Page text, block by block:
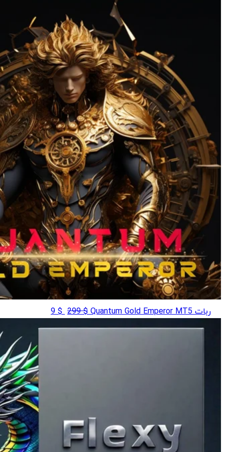
ربات Quantum Gold Emperor MT5 $
299
قیمت
اصلی
$
9 قیمت
فعلی
است.